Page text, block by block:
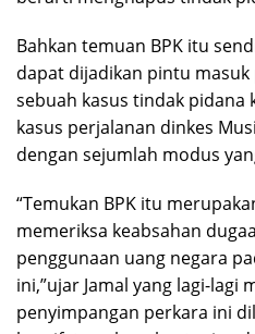
Bahkan temuan BPK itu
dapat dijadikan pintu
sebuah kasus tindak pidana
kasus perjalanan dinkes
dengan sejumlah modus
“Temukan BPK itu
memeriksa keabsahan
penggunaan uang negara
ini,”ujar Jamal yang lagi-lagi
penyimpangan perkara ini